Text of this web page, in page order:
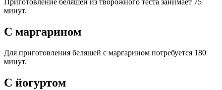
Приготовление беляшей из творожного теста занимает 75
минут.
С маргарином
Для приготовления беляшей с маргарином потребуется 180
минут.
С йогуртом